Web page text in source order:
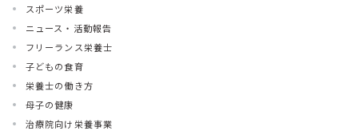
スポーツ栄養
ニュース・活動報告
フリーランス栄養士
子どもの食育
栄養士の働き方
母子の健康
治療院向け栄養事業